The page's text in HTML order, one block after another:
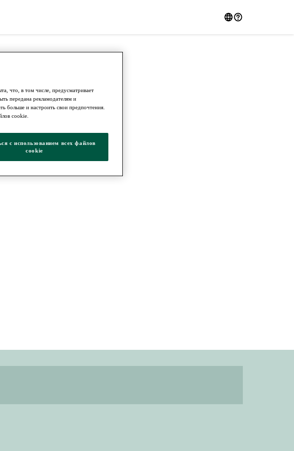
что, в том числе, предусматривает
передана рекламодателям и
больше и настроить свои предпочтения.
cookie.
с использованием всех файлов
cookie